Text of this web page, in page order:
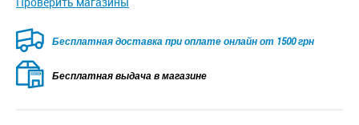
Безкоштовна доставка для замовлень від 2500 грн при
оплаті онлайн
Бесплатная выдача в магазине